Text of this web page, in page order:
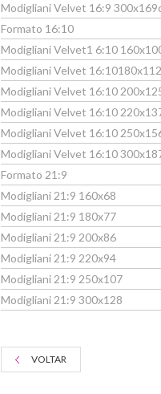
Modigliani Velvet 16:9
Formato 16:10
Modigliani Velvet1 6:10
Modigliani Velvet
Modigliani Velvet 16:10
Modigliani Velvet 16:10
Modigliani Velvet 16:10
Modigliani Velvet 16:10
Formato 21:9
Modigliani 21:9 160x68
Modigliani 21:9 180x77
Modigliani 21:9 200x86
Modigliani 21:9 220x94
Modigliani 21:9 250x107
Modigliani 21:9 300x128
VOLTAR